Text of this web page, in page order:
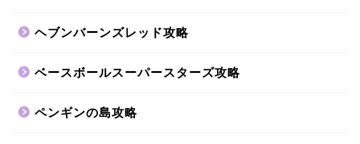
ヘブンバーンズレッド攻略
ベースボールスーパースターズ攻略
ペンギンの島攻略